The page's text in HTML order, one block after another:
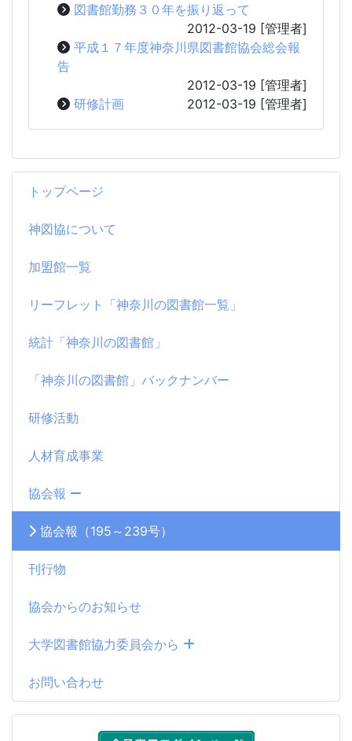
トップページ
神図協について
加盟館一覧
リーフレット「神奈川の図書館一覧」
統計「神奈川の図書館」
「神奈川の図書館」バックナンバー
研修活動
人材育成事業
協会報
協会報（195～239号）
刊行物
協会からのお知らせ
大学図書館協力委員会から
お問い合わせ
図書館勤務３０年を振り返って
2012-03-19 [管理者]
平成１７年度神奈川県図書館協会総会報
告
2012-03-19 [管理者]
研修計画
2012-03-19 [管理者]